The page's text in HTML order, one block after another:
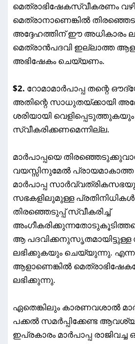
മെത്രാഭിഷേകസ്വീകരണം
മെത്രാനാണെങ്കിൽ
അദ്ദേഹത്തിന് ഈ അധികാരം
മെത്രാൻപദവി ഇല്ലാത്ത
അഭിഷേകം ചെയ്യണം.
$2. റോമാമാർപാപ്പ തന്റെ
അതിന്റെ സാധുതയ്ക്കായി
ശരിയായി
സ്വീകരിക്കണമെന്നില്ല.
മാർപാപ്പയെ
വയസ്സിനുമേൽ പ്രായമാകാത്ത
മാർപാപ്പ
സഭകളിലുമുള്ള പ്രതിനിധികൾ
തിരഞ്ഞെടുപ്പ് സ്വീകരിച്ച്
ആ
ലഭിക്കുകയും ചെയ്യുന്നു.
ആളാണെങ്കിൽ
ലഭിക്കുന്നു.
ഏതെങ്കിലും കാരണവശാൽ
പക്കൽ സമർപ്പിക്കേണ്ട
ഇപ്രകാരം മാർപാപ്പ